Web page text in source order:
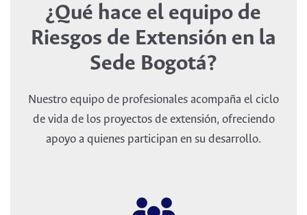
¿Qué hace el equipo de
Riesgos de Extensión en la
Sede Bogotá?
Nuestro equipo de profesionales acompaña el ciclo
de vida de los proyectos de extensión, ofreciendo
apoyo a quienes participan en su desarrollo.